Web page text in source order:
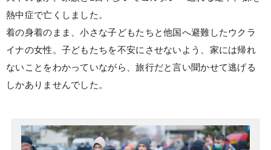
熱中症で亡くしました。
着の身着のまま、小さな子どもたちと他国へ避難したウクラ
イナの女性。子どもたちを不安にさせないよう、家には帰れ
ないことをわかっていながら、旅行だと言い聞かせて逃げる
しかありませんでした。